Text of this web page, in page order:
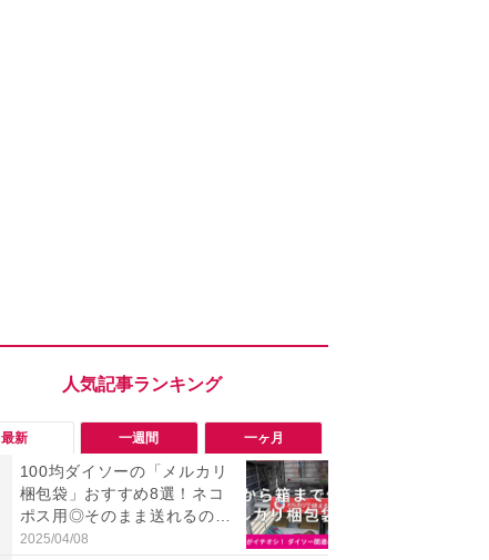
最新 一週間 一ヶ月
100均ダイソーの「メルカリ
梱包袋」おすすめ8選！ネコ
ポス用◎そのまま送れるの
は？
2025/04/08